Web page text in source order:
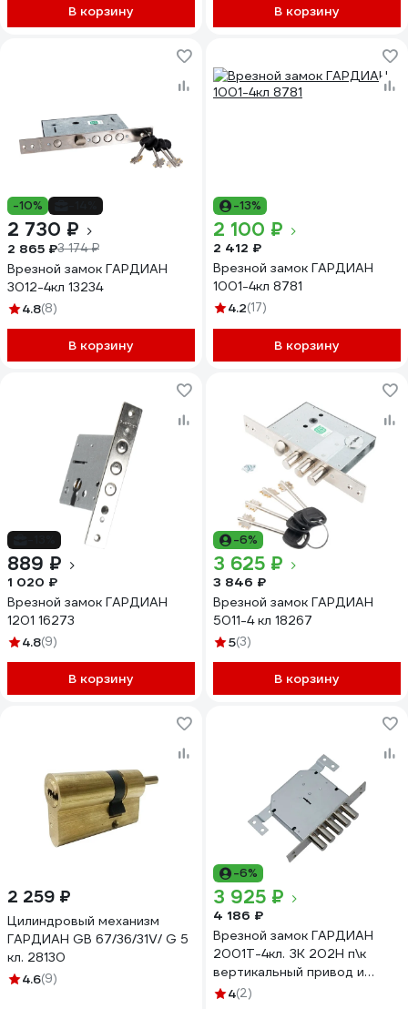
В корзину В корзину
-10%
2 730 ₽
2 865 ₽3 174 ₽
Врезной замок ГАРДИАН
3012-4кл 13234
4.8(8)
В корзину
-13%
2 100 ₽
2 412 ₽
Врезной замок ГАРДИАН
1001-4кл 8781
4.2(17)
В корзину
889 ₽
1 020 ₽
Врезной замок ГАРДИАН
1201 16273
4.8(9)
В корзину
-6%
3 625 ₽
3 846 ₽
Врезной замок ГАРДИАН
5011-4 кл 18267
5(3)
В корзину
2 259 ₽
Цилиндровый механизм
ГАРДИАН GB 67/36/31V/ G 5
кл. 28130
4.6(9)
-6%
3 925 ₽
4 186 ₽
Врезной замок ГАРДИАН
2001Т-4кл. ЗК 202Н п\к
вертикальный привод и
бронепластина 27016
4(2)